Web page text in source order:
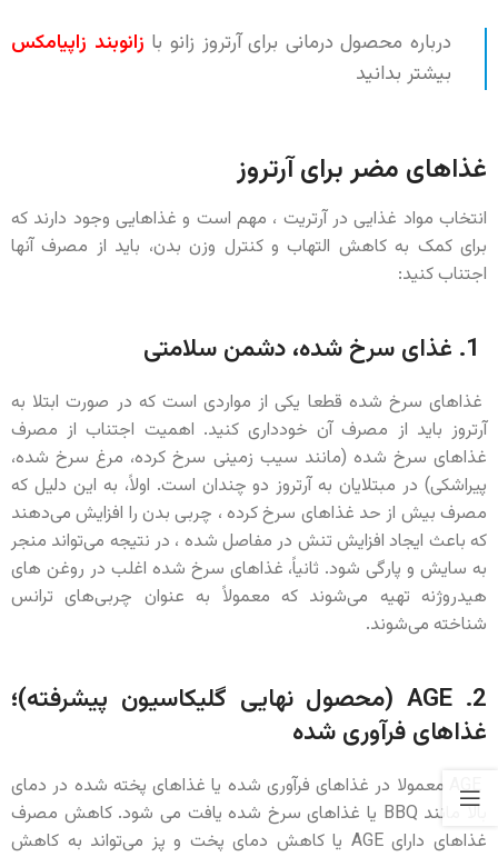
درباره محصول درمانی برای آرتروز زانو با زانوبند زاپیامکس
بیشتر بدانید
غذاهای مضر برای آرتروز
انتخاب مواد غذایی در آرتریت ، مهم است و غذاهایی وجود دارند که
برای کمک به کاهش التهاب و کنترل وزن بدن، باید از مصرف آنها
اجتناب کنید:
غذاهای سرخ شده قطعا یکی از مواردی است که در صورت ابتلا به
آرتروز باید از مصرف آن خودداری کنید. اهمیت اجتناب از مصرف
غذاهای سرخ شده (مانند سیب زمینی سرخ کرده، مرغ سرخ شده،
پیراشکی) در مبتلایان به آرتروز دو چندان است. اولاً، به این دلیل که
مصرف بیش از حد غذاهای سرخ کرده ، چربی بدن را افزایش می‌دهند
که باعث ایجاد افزایش تنش در مفاصل شده ، در نتیجه می‌تواند منجر
به سایش و پارگی شود. ثانیاً، غذاهای سرخ شده اغلب در روغن های
هیدروژنه تهیه می‌شوند که معمولاً به عنوان چربی‌های ترانس
شناخته می‌شوند.
2. AGE (محصول نهایی گلیکاسیون پیشرفته)؛
غذاهای فرآوری شده
AGE معمولا در غذاهای فرآوری شده یا غذاهای پخته شده در دمای
بالا مانند BBQ یا غذاهای سرخ شده یافت می ‌شود. کاهش مصرف
غذاهای دارای AGE یا کاهش دمای پخت و پز می‌تواند به کاهش